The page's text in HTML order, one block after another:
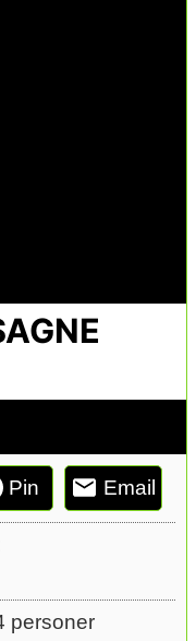
Pin Email
personer